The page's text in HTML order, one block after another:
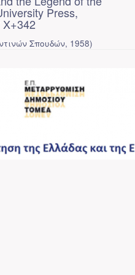
Press,
Σπουδών, 1958)